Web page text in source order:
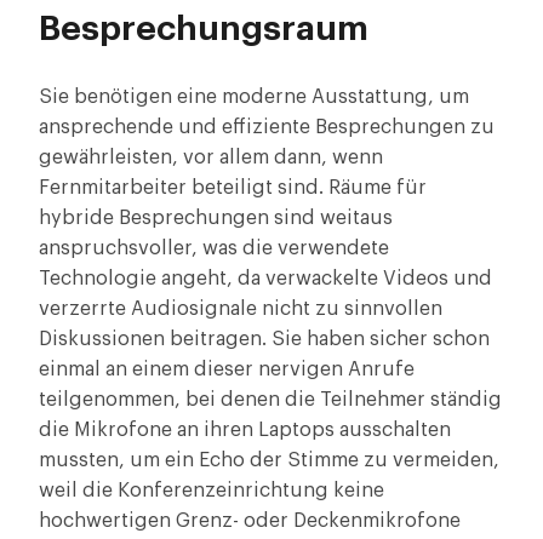
Besprechungsraum
Sie benötigen eine moderne Ausstattung, um
ansprechende und effiziente Besprechungen zu
gewährleisten, vor allem dann, wenn
Fernmitarbeiter beteiligt sind. Räume für
hybride Besprechungen sind weitaus
anspruchsvoller, was die verwendete
Technologie angeht, da verwackelte Videos und
verzerrte Audiosignale nicht zu sinnvollen
Diskussionen beitragen. Sie haben sicher schon
einmal an einem dieser nervigen Anrufe
teilgenommen, bei denen die Teilnehmer ständig
die Mikrofone an ihren Laptops ausschalten
mussten, um ein Echo der Stimme zu vermeiden,
weil die Konferenzeinrichtung keine
hochwertigen Grenz- oder Deckenmikrofone